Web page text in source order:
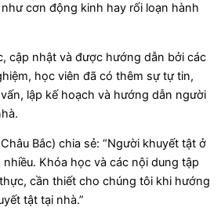
cơn động kinh hay rối loạn hành
cập nhật và được hướng dẫn bởi các
học viên đã có thêm sự tự tin,
lập kế hoạch và hướng dẫn người
Bắc) chia sẻ: “Người khuyết tật ở
Khóa học và các nội dung tập
cần thiết cho chúng tôi khi hướng
tật tại nhà.”